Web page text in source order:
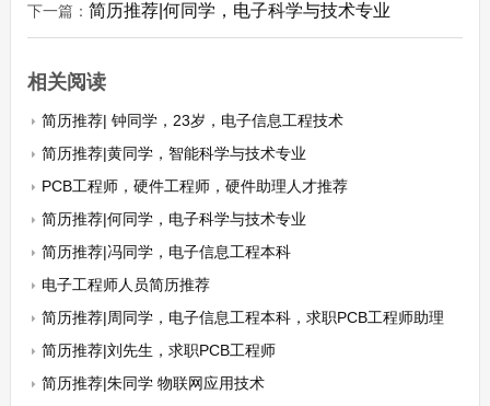
下一篇： 简历推荐|何同学，电子科学与技术专业
相关阅读
简历推荐| 钟同学，23岁，电子信息工程技术
简历推荐|黄同学，智能科学与技术专业
PCB工程师，硬件工程师，硬件助理人才推荐
简历推荐|何同学，电子科学与技术专业
简历推荐|冯同学，电子信息工程本科
电子工程师人员简历推荐
简历推荐|周同学，电子信息工程本科，求职PCB工程师助理
简历推荐|刘先生，求职PCB工程师
简历推荐|朱同学 物联网应用技术